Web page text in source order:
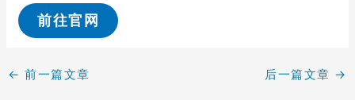
前往官网
← 前一篇文章 后一篇文章 →